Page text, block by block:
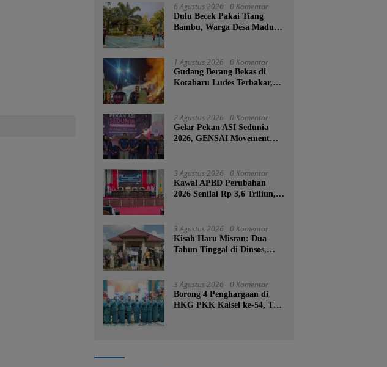
6 Agustus 2026 0 Komentar
Dulu Becek Pakai Tiang
Bambu, Warga Desa Madu
Berkat Program Bupati
Tanah Bumbu
1 Agustus 2026 0 Komentar
Gudang Berang Bekas di
Kotabaru Ludes Terbakar,
2 Agustus 2026 0 Komentar
Gelar Pekan ASI Sedunia
2026, GENSAI Movement
3 Agustus 2026 0 Komentar
Kawal APBD Perubahan
2026 Senilai Rp 3,6 Triliun,
3 Agustus 2026 0 Komentar
Kisah Haru Misran: Dua
Tahun Tinggal di Dinsos,
Bumbu
3 Agustus 2026 0 Komentar
Borong 4 Penghargaan di
HKG PKK Kalsel ke-54, TP